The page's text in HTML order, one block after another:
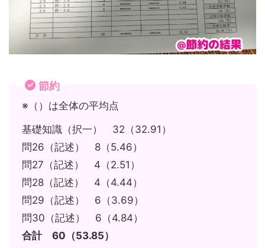
節約
※（）は全体の平均点
基礎知識（択一） 32（32.91）
問26（記述） 8（5.46）
問27（記述） 4（2.51）
問28（記述） 4（4.44）
問29（記述） 6（3.69）
問30（記述） 6（4.84）
合計 60（53.85）